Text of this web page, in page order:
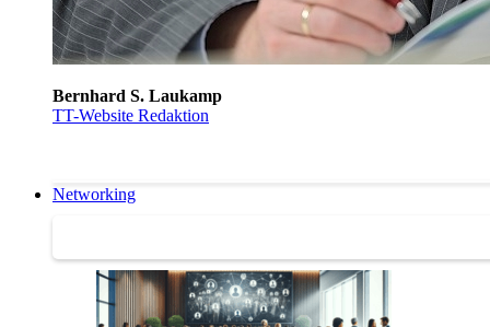
Bernhard S. Laukamp
TT-Website Redaktion
Networking